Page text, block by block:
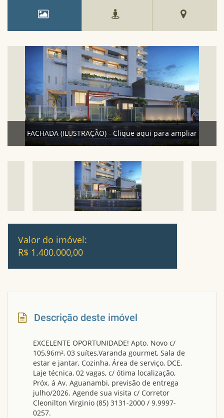
FACHADA (ILUSTRAÇÃO) - Clique aqui para ampliar
Valor do imóvel:
R$ 1.400.000,00
Descrição deste imóvel
EXCELENTE OPORTUNIDADE! Apto. Novo c/
105,96m², 03 suítes,Varanda gourmet, Sala de
estar e jantar, Cozinha, Área de serviço, DCE,
Laje técnica, 02 vagas, c/ ótima localização,
Próx. á Av. Aguanambi, previsão de entrega
julho/2026. Agende sua visita c/ Corretor
Cleonilton Virginio (85) 3131-2000 / 9.9997-
0257.